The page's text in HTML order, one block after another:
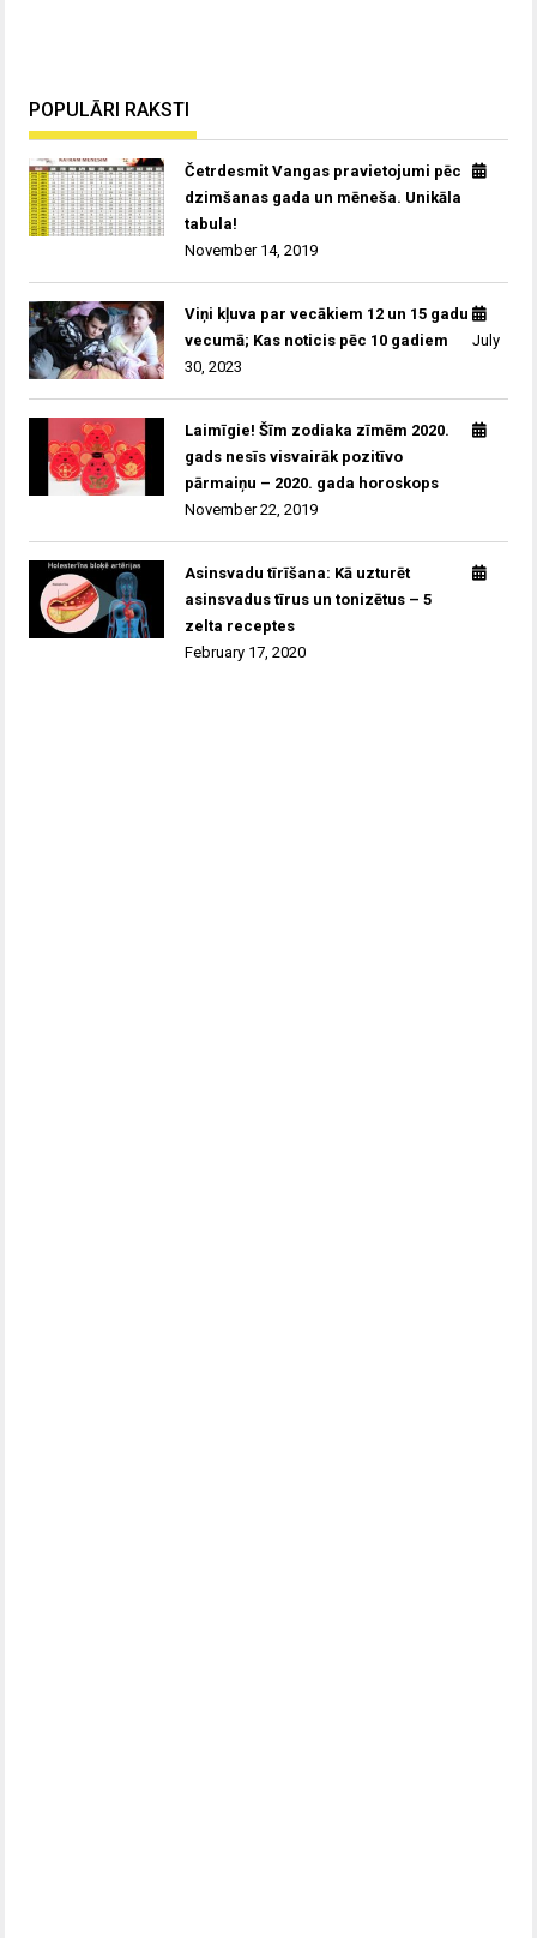
POPULĀRI RAKSTI
Četrdesmit Vangas pravietojumi pēc
dzimšanas gada un mēneša. Unikāla
tabula!
November 14, 2019
Viņi kļuva par vecākiem 12 un 15 gadu
vecumā; Kas noticis pēc 10 gadiem
July
30, 2023
Laimīgie! Šīm zodiaka zīmēm 2020.
gads nesīs visvairāk pozitīvo
pārmaiņu – 2020. gada horoskops
November 22, 2019
Asinsvadu tīrīšana: Kā uzturēt
asinsvadus tīrus un tonizētus – 5
zelta receptes
February 17, 2020